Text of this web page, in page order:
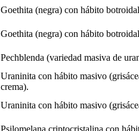
Goethita (negra) con hábito
Goethita (negra) con hábito
Pechblenda (variedad masiva de
Uraninita con hábito masivo
crema).
Uraninita con hábito masivo
Psilomelana criptocristalina con